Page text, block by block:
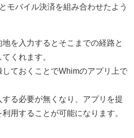
モバイル決済を組み合わせたよう
を入力するとそこまでの経路と
くれます。
ておくことでWhimのアプリ上で
る必要が無くなり、アプリを提
用することが可能になります。